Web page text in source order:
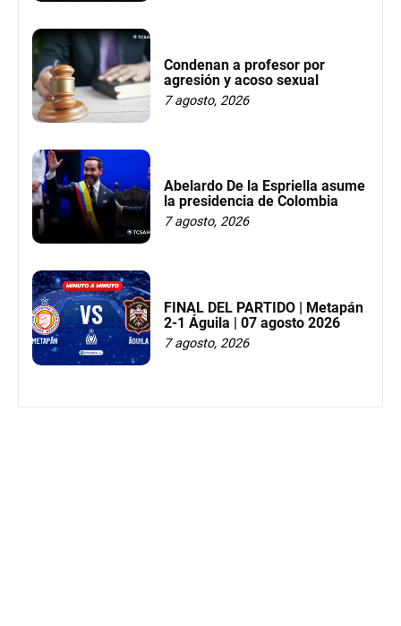
Condenan a profesor por
agresión y acoso sexual
7 agosto, 2026
Abelardo De la Espriella asume
la presidencia de Colombia
7 agosto, 2026
FINAL DEL PARTIDO | Metapán
2-1 Águila | 07 agosto 2026
7 agosto, 2026